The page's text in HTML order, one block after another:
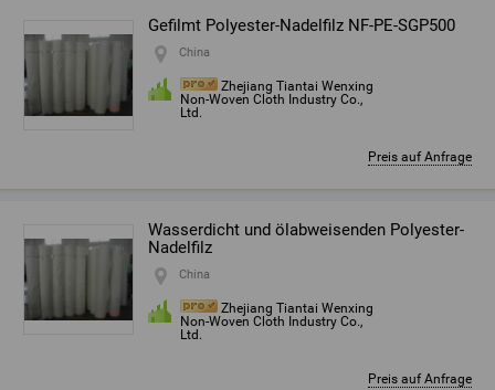
Gefilmt Polyester-Nadelfilz NF-PE-SGP500
China
Zhejiang Tiantai Wenxing
Non-Woven Cloth Industry Co.,
Ltd.
Preis auf Anfrage
Wasserdicht und ölabweisenden Polyester-
Nadelfilz
China
Zhejiang Tiantai Wenxing
Non-Woven Cloth Industry Co.,
Ltd.
Preis auf Anfrage